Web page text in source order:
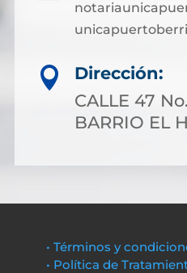

Dirección:
CALLE 47
BARRIO EL
• Términos y
• Política de